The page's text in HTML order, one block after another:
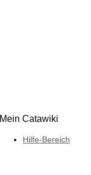
Mein Catawiki
Hilfe-Bereich